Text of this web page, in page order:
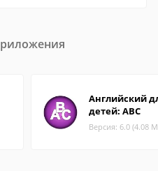
Английский
детей: ABC
Версия: 6.0 (4.08